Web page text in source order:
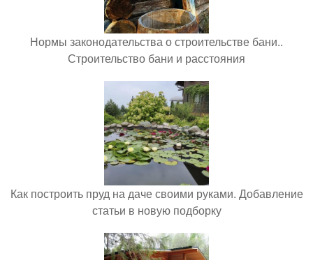
Нормы законодательства о строительстве бани..
Строительство бани и расстояния
Как построить пруд на даче своими руками. Добавление
статьи в новую подборку